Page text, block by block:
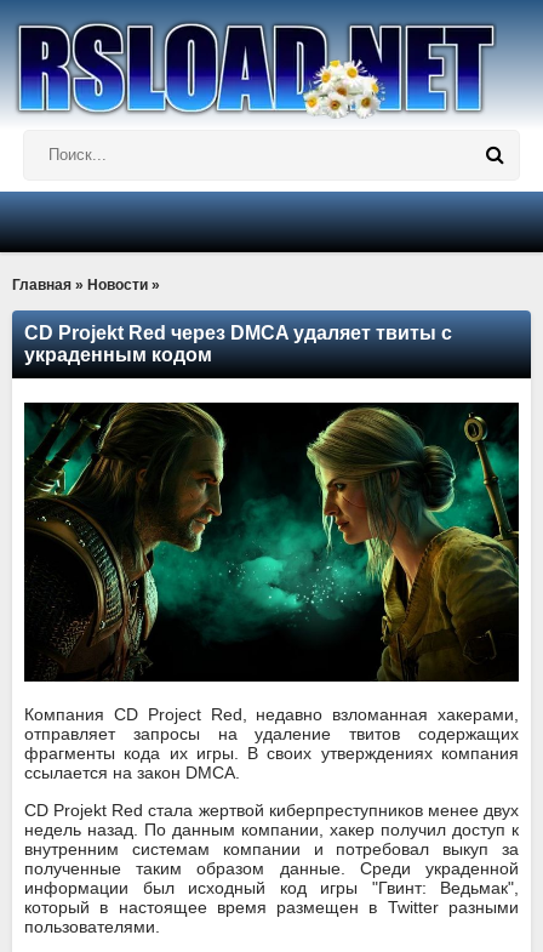
Главная » Новости »
CD Projekt Red через DMCA удаляет твиты с
украденным кодом
Компания CD Project Red, недавно взломанная хакерами,
отправляет запросы на удаление твитов содержащих
фрагменты кода их игры. В своих утверждениях компания
ссылается на закон DMCA.
CD Projekt Red стала жертвой киберпреступников менее двух
недель назад. По данным компании, хакер получил доступ к
внутренним системам компании и потребовал выкуп за
полученные таким образом данные. Среди украденной
информации был исходный код игры "Гвинт: Ведьмак",
который в настоящее время размещен в Twitter разными
пользователями.